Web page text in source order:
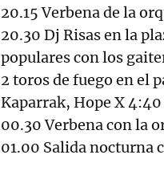
20.15 Verbena de la
20.30 Dj Risas en la
populares con los
2 toros de fuego en el
Kaparrak, Hope X
00.30 Verbena con la
01.00 Salida nocturna